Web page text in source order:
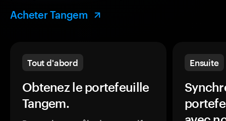
Acheter Tangem
Tout d'abord
Obtenez le portefeuille
Tangem.
Ensuite